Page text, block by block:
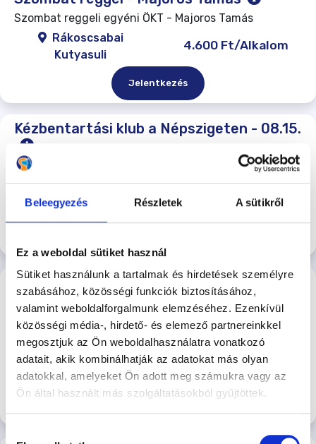
Beleegyezés Részletek A sütikről
Ez a weboldal sütiket használ
Sütiket használunk a tartalmak és hirdetések személyre
szabásához, közösségi funkciók biztosításához,
valamint weboldalforgalmunk elemzéséhez. Ezenkívül
közösségi média-, hirdető- és elemező partnereinkkel
megosztjuk az Ön weboldalhasználatra vonatkozó
adatait, akik kombinálhatják az adatokat más olyan
adatokkal, amelyeket Ön adott meg számukra vagy az
Ön által használt más szolgáltatásokból gyűjtöttek.
Szombat reggeli egyéni ÖKT - Majoros Tamás
Rákoscsabai
Kutyasuli
4.600 Ft/Alkalom
Jelentkezés
Kézbentartási klub a Népszigeten - 08.15.
Kézbentartási Klub a Hajógyári Kutyasulin
2026-08-15 14:00
Hajógyári Kutyasuli
7.500 Ft
Kutyakommunikációs és
viselkedésterápiás szeminárium
Kutyakommunikácós és viselkedésterápiás
szeminárium. 2026. 08.16.
2026-08-16 00:00
Őrmezői Kutyasuli
25.000 Ft